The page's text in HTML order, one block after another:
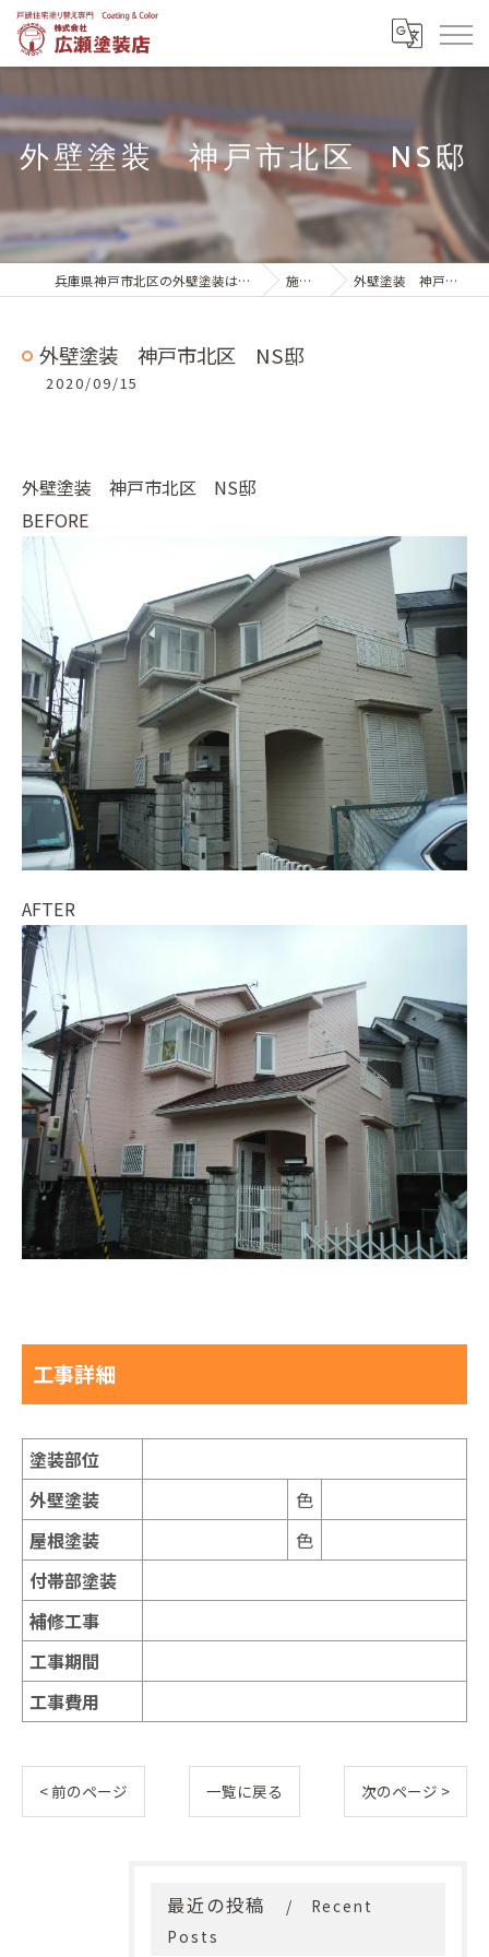
外壁塗装 神戸市北区 NS邸
兵庫県神戸市北区の外壁塗装は株式会社広瀬塗装店 施工実績 外壁塗装 神戸市北区 NS邸
外壁塗装 神戸市北区 NS邸
2020/09/15
外壁塗装 神戸市北区 NS邸
BEFORE
AFTER
工事詳細
塗装部位
外壁塗装
色
屋根塗装
色
付帯部塗装
補修工事
工事期間
工事費用
< 前のページ 一覧に戻る 次のページ >
最近の投稿
Recent
Posts